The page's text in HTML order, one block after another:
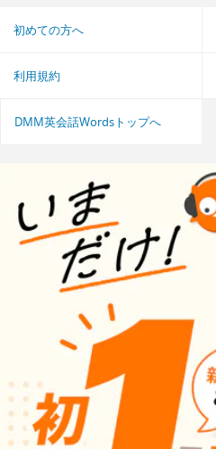
初めての方へ
利用規約
DMM英会話Wordsトップへ